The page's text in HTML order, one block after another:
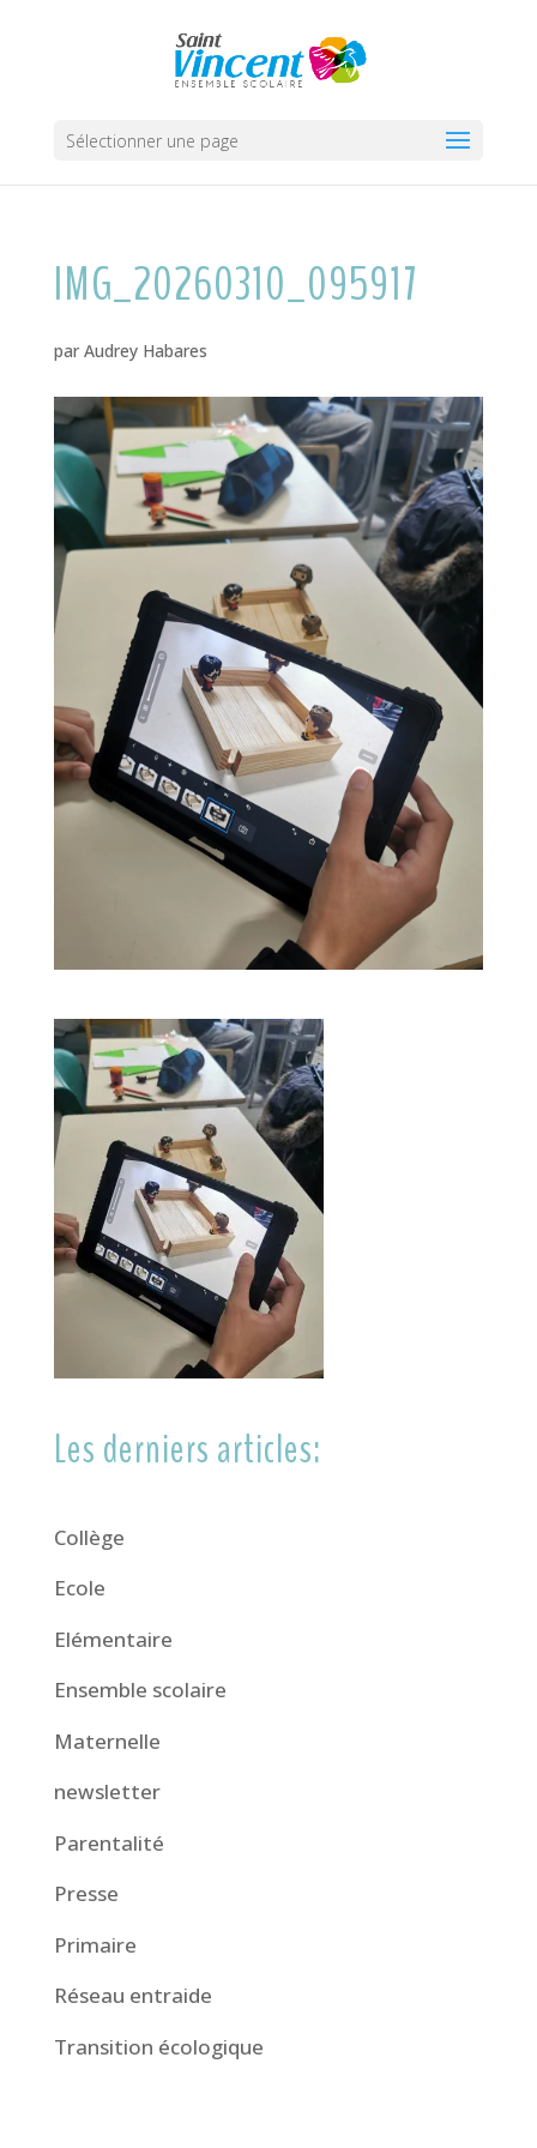
Sélectionner une page
IMG_20260310_095917
par Audrey Habares
Les derniers articles:
Collège
Ecole
Elémentaire
Ensemble scolaire
Maternelle
newsletter
Parentalité
Presse
Primaire
Réseau entraide
Transition écologique